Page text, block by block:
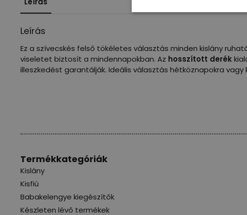
Leírás
Ez a szívecskés felső tökéletes választás minden kislány
viseletet biztosít a mindennapokban. Az hosszított derék
illeszkedést garantálják. Ideális választás hétköznapokra vagy
Termékkategóriák
Kislány
Kisfiú
Babakelengye kiegészítők
Készleten lévő termékek